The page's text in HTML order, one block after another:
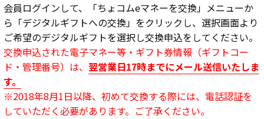
会員ログインして、「ちょコムeマネーを交換」メニューか
ら「デジタルギフトへの交換」をクリックし、選択画面より
ご希望のデジタルギフトを選択し交換申込をしてください。
交換申込された電子マネー等・ギフト券情報（ギフトコー
ド・管理番号）は、 翌営業日17時までにメール送信いたしま
す。
※2018年8月1日以降、初めて交換する際には、電話認証を
していただく必要があります。ご了承ください。